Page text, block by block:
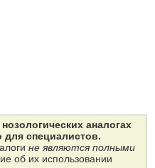
аналогах
для специалистов.
не являются полными
об их использовании